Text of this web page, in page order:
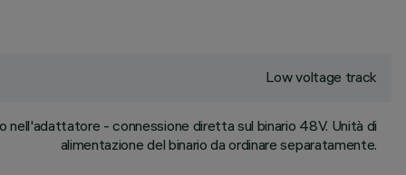
Low voltage track
nell'adattatore - connessione diretta sul binario 48V. Unità di
alimentazione del binario da ordinare separatamente.